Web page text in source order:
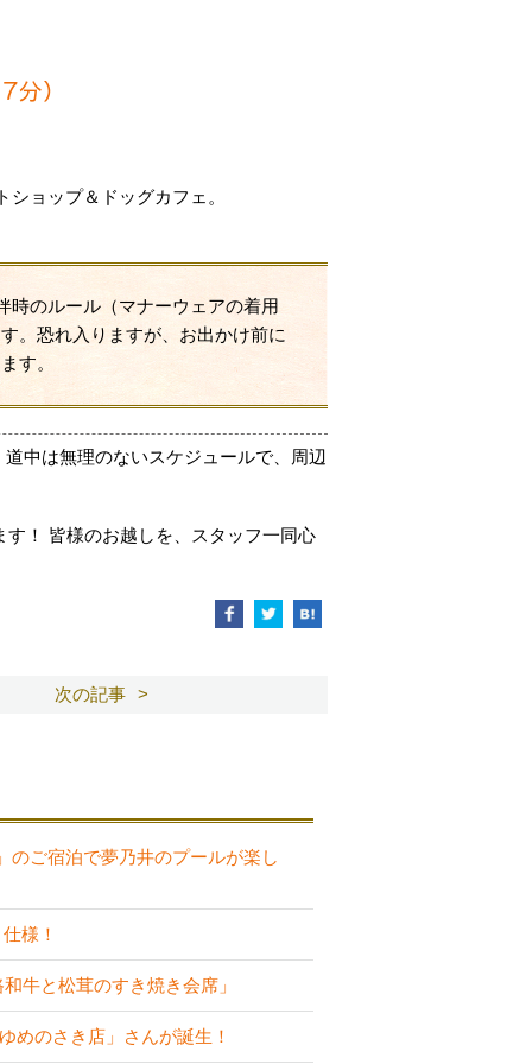
分）
ョップ＆ドッグカフェ。
時のルール（マナーウェアの着用
。恐れ入りますが、お出かけ前に
す。
中は無理のないスケジュールで、周辺
！ 皆様のお越しを、スタッフ一同心
次の記事
のご宿泊で夢乃井のプールが楽し
様！
牛と松茸のすき焼き会席」
めのさき店」さんが誕生！